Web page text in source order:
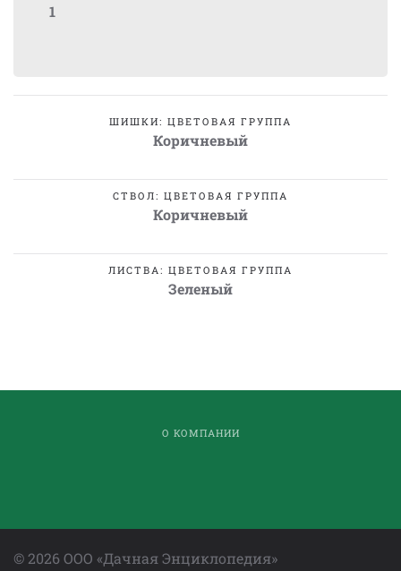
1
ШИШКИ: ЦВЕТОВАЯ ГРУППА
Коричневый
СТВОЛ: ЦВЕТОВАЯ ГРУППА
Коричневый
ЛИСТВА: ЦВЕТОВАЯ ГРУППА
Зеленый
О КОМПАНИИ
©2026 ООО «Дачная Энциклопедия»